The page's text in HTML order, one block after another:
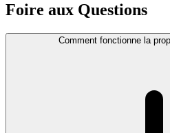
Foire aux Questions
Comment fonctionne la